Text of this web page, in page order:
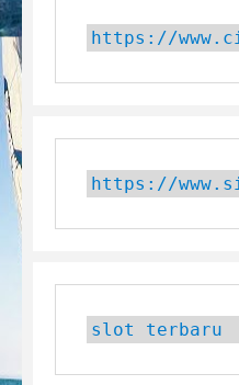
https://
https://
slot terbaru